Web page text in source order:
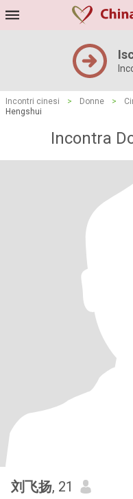
Incontri cinesi > Donne >
Hengshui
Incontra
刘飞扬, 21